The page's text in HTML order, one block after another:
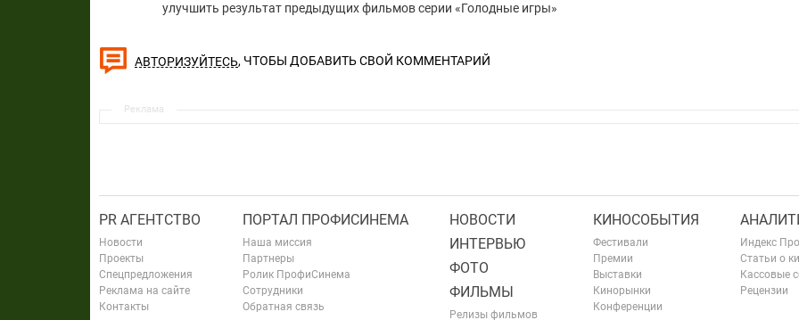
улучшить результат предыдущих фильмов серии «Голодные игры»
АВТОРИЗУЙТЕСЬ, ЧТОБЫ ДОБАВИТЬ СВОЙ КОММЕНТАРИЙ
Реклама
PR АГЕНТСТВО
Новости
Проекты
Спецпредложения
Реклама на сайте
Контакты
ПОРТАЛ ПРОФИСИНЕМА
Наша миссия
Партнеры
Ролик ПрофиСинема
Сотрудники
Обратная связь
НОВОСТИ
ИНТЕРВЬЮ
ФОТО
ФИЛЬМЫ
Релизы фильмов
КИНОСОБЫТИЯ
Фестивали
Премии
Выставки
Кинорынки
Конференции
Индекс
Статьи о
Кассовые
Рецензии